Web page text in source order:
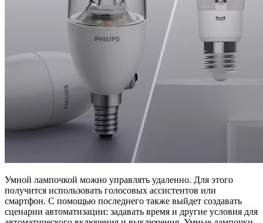
Умной лампочкой можно управлять удаленно. Для этого
получится использовать голосовых ассистентов или
смартфон. С помощью последнего также выйдет создавать
сценарии автоматизации: задавать время и другие условия для